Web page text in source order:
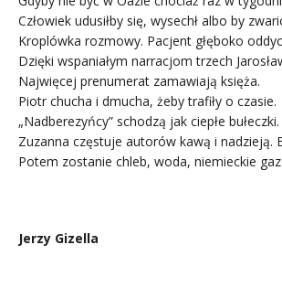
Człowiek udusiłby się, wysechł albo by
Kroplówka rozmowy. Pacjent głęboko
Dzięki wspaniałym narracjom trzech
Najwięcej prenumerat zamawiają księża.
Piotr chucha i dmucha, żeby trafiły o czasie.
„Nadberezyńcy” schodzą jak ciepłe bułeczki.
Zuzanna częstuje autorów kawą i nadzieją.
Potem zostanie chleb, woda, niemieckie
Jerzy Gizella